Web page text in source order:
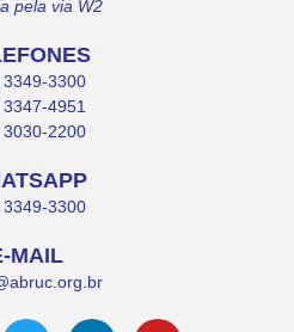
pela via W2
3349-3300
4951
3030-2200
3349-3300
MAIL